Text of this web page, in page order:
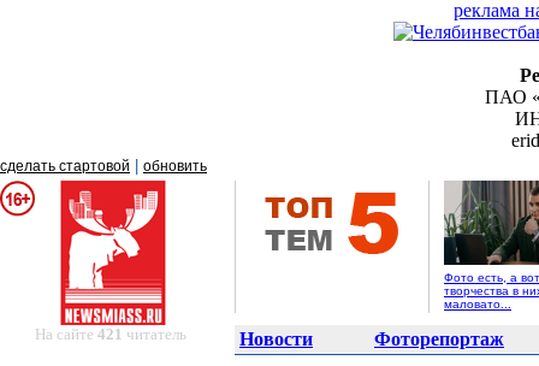
реклама
ПАО
сделать стартовой обновить
Фото есть, а вот
творчества в
маловато...
На сайте421 читатель Новости Фоторепортаж